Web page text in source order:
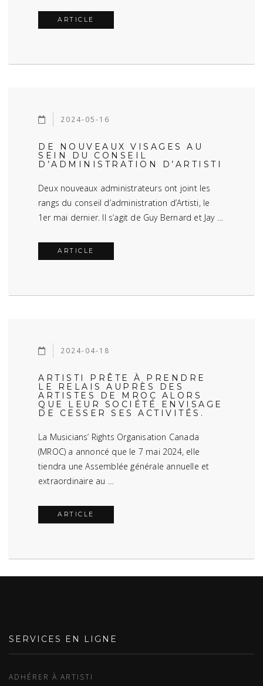
ARTICLE
2024-05-16
DE NOUVEAUX VISAGES AU
SEIN DU CONSEIL
D’ADMINISTRATION D’ARTISTI
Deux nouveaux administrateurs ont joint les
rangs du conseil d’administration d’Artisti, le
1er mai dernier. Il s’agit de Guy Bernard et Jay …
ARTICLE
2024-04-18
ARTISTI PRÊTE À PRENDRE
LE RELAIS AUPRÈS DES
ARTISTES DE MROC ALORS
QUE LEUR SOCIÉTÉ ENVISAGE
DE CESSER SES ACTIVITÉS.
La Musicians’ Rights Organisation Canada
(MROC) a annoncé que le 7 mai 2024, elle
tiendra une Assemblée générale annuelle et
extraordinaire au …
ARTICLE
SERVICES EN LIGNE
ADHÉRER À ARTISTI